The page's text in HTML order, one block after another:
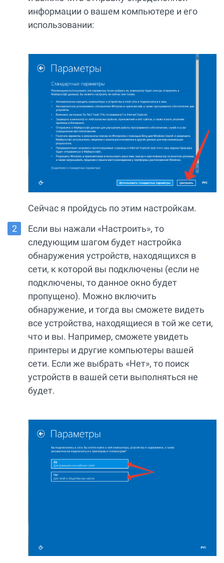
информации о вашем компьютере и его
использовании:
Сейчас я пройдусь по этим настройкам.
Если вы нажали «Настроить», то
следующим шагом будет настройка
обнаружения устройств, находящихся в
сети, к которой вы подключены (если не
подключены, то данное окно будет
пропущено). Можно включить
обнаружение, и тогда вы сможете видеть
все устройства, находящиеся в той же сети,
что и вы. Например, сможете увидеть
принтеры и другие компьютеры вашей
сети. Если же выбрать «Нет», то поиск
устройств в вашей сети выполняться не
будет.